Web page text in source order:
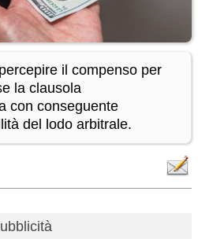
il compenso per
la clausola
con conseguente
del lodo arbitrale.